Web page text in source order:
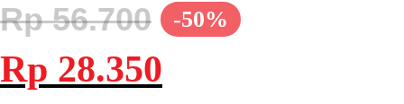
-50%
Rp56.700
Harga
aslinya
adalah:
Rp 28.350ini